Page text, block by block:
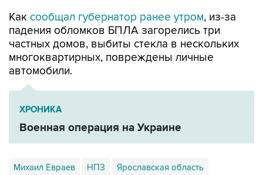
Как сообщал губернатор ранее утром, из-за
падения обломков БПЛА загорелись три
частных домов, выбиты стекла в нескольких
многоквартирных, повреждены личные
автомобили.
ХРОНИКА
Военная операция на Украине
Михаил Евраев НПЗ Ярославская область